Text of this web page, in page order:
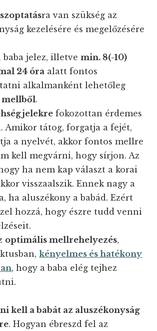
ra van szükség az
kezelésére és megelőzésére
baba jelez, illetvemin. 8(-10)
24 óra alatt fontos
alkalmanként lehetőleg
.
fokozottan érdemes
Amikor tátog, forgatja a fejét,
a nyelvét, akkor fontos mellre
kell megvárni, hogy sírjon. Az
ha nem kap választ a korai
visszaalszik. Ennek nagy a
ha aluszékony a babád. Ezért
hozzá, hogy észre tudd venni
optimális mellrehelyezés,
kényelmes és hatékony
, hogy a baba elég tejhez
kell a babát az aluszékonyság
. Hogyan ébreszd fel az